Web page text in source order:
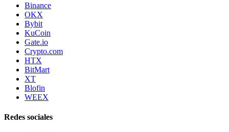
Binance
OKX
Bybit
KuCoin
Gate.io
Crypto.com
HTX
BitMart
XT
Blofin
WEEX
Redes sociales